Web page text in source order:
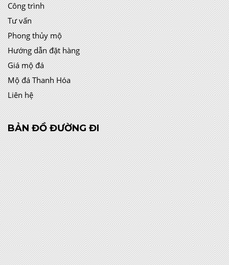
Công trình
Tư vấn
Phong thủy mộ
Hướng dẫn đặt hàng
Giá mộ đá
Mộ đá Thanh Hóa
Liên hệ
BẢN ĐỒ ĐƯỜNG ĐI